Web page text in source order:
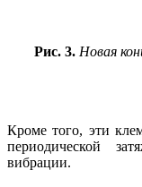
Рис. 3. Новая
Кроме того, эти
периодической
вибрации.